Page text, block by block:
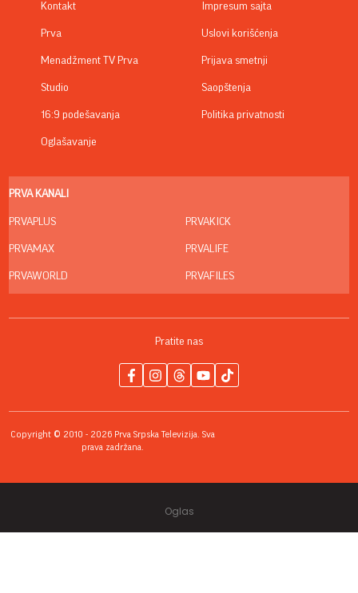
Kontakt
Prva
Menadžment TV Prva
Studio
16:9 podešavanja
Oglašavanje
Impresum sajta
Uslovi korišćenja
Prijava smetnji
Saopštenja
Politika privatnosti
PRVA KANALI
PRVAPLUS
PRVAMAX
PRVAWORLD
PRVAKICK
PRVALIFE
PRVAFILES
Pratite nas
Copyright © 2010 - 2026 Prva Srpska Televizija. Sva
prava zadržana.